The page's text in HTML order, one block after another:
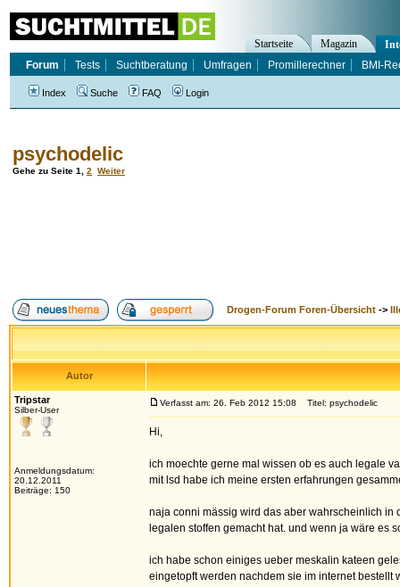
psychodelic
Gehe zu Seite 1 2 Weiter
Drogen-Forum Foren-Übersicht ->
Autor
Tripstar
Silber-User
Anmeldungsdatum:
20.12.2011
Beiträge: 150
Verfasst am: 26. Feb 2012 15:08 Titel: psychodelic
Hi,
ich moechte gerne mal wissen ob es auch legale
mit lsd habe ich meine ersten erfahrungen
naja conni mässig wird das aber wahrscheinlich
legalen stoffen gemacht hat. und wenn ja wäre es
ich habe schon einiges ueber meskalin kateen
eingetopft werden nachdem sie im internet
Startseite Magazin
Forum
Tests Suchtberatung Umfragen Promillerechner BMI-
Index Suche FAQ Login